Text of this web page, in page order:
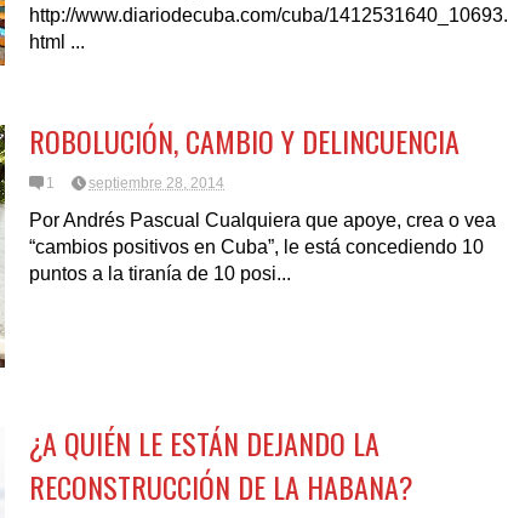
http://www.diariodecuba.com/cuba/1412531640_10693.
html ...
ROBOLUCIÓN, CAMBIO Y DELINCUENCIA
1 septiembre 28, 2014
Por Andrés Pascual Cualquiera que apoye, crea o vea
“cambios positivos en Cuba”, le está concediendo 10
puntos a la tiranía de 10 posi...
¿A QUIÉN LE ESTÁN DEJANDO LA
RECONSTRUCCIÓN DE LA HABANA?